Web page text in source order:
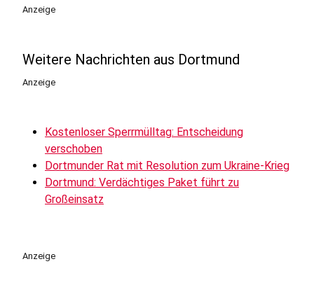
Anzeige
Weitere Nachrichten aus Dortmund
Anzeige
Kostenloser Sperrmülltag: Entscheidung
verschoben
Dortmunder Rat mit Resolution zum Ukraine-Krieg
Dortmund: Verdächtiges Paket führt zu
Großeinsatz
Anzeige